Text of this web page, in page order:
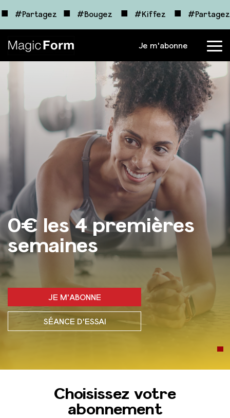
■ #Partagez ■ #Bougez ■ #Kiffez ■ #Partagez
Je m'abonne Menu
0€ les 4 premières
semaines
JE M'ABONNE
SÉANCE D'ESSAI
Choisissez votre
abonnement